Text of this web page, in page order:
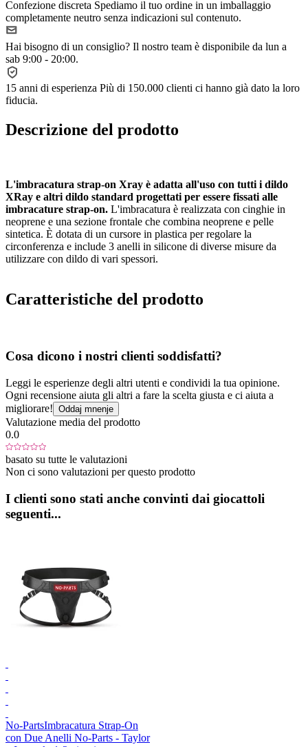
Confezione discreta Spediamo il tuo ordine in un imballaggio
completamente neutro senza indicazioni sul contenuto.
Hai bisogno di un consiglio? Il nostro team è disponibile da lun a
sab 9:00 - 20:00.
15 anni di esperienza Più di 150.000 clienti ci hanno già dato la loro
fiducia.
Descrizione del prodotto
L'imbracatura strap-on Xray è adatta all'uso con tutti i dildo
XRay e altri dildo standard progettati per essere fissati alle
imbracature strap-on. L'imbracatura è realizzata con cinghie in
neoprene e una sezione frontale che combina neoprene e pelle
sintetica. È dotata di un cursore in plastica per regolare la
circonferenza e include 3 anelli in silicone di diverse misure da
utilizzare con dildo di vari spessori.
Caratteristiche del prodotto
Cosa dicono i nostri clienti soddisfatti?
Leggi le esperienze degli altri utenti e condividi la tua opinione.
Ogni recensione aiuta gli altri a fare la scelta giusta e ci aiuta a
migliorare! Oddaj mnenje
Valutazione media del prodotto
0.0
basato su tutte le valutazioni
Non ci sono valutazioni per questo prodotto
I clienti sono stati anche convinti dai giocattoli
seguenti...
No-PartsImbracatura Strap-On
con Due Anelli No-Parts - Taylor